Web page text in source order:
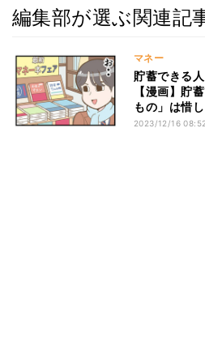
編集部が選ぶ関連記
マネー
貯蓄できる
【漫画】貯
もの」は惜
2023/12/16